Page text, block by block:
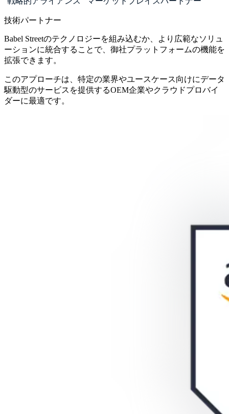
技術パートナー
Babel Streetのテクノロジーを組み込むか、より広範なソリュ
ーションに統合することで、御社プラットフォームの機能を
拡張できます。
このアプローチは、特定の業界やユースケース向けにデータ
駆動型のサービスを提供するOEM企業やクラウドプロバイ
ダーに最適です。